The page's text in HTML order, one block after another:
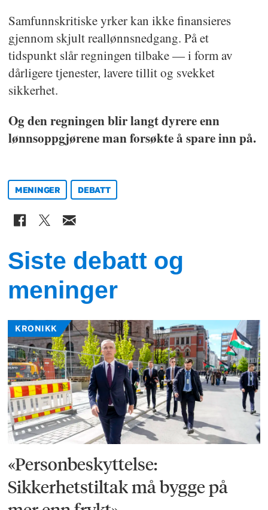
Samfunnskritiske yrker kan ikke finansieres
gjennom skjult reallønnsnedgang. På et
tidspunkt slår regningen tilbake — i form av
dårligere tjenester, lavere tillit og svekket
sikkerhet.
Og den regningen blir langt dyrere enn
lønnsoppgjørene man forsøkte å spare inn på.
MENINGER DEBATT
Siste debatt og
meninger
KRONIKK
«Personbeskyttelse:
Sikkerhetstiltak må bygge på